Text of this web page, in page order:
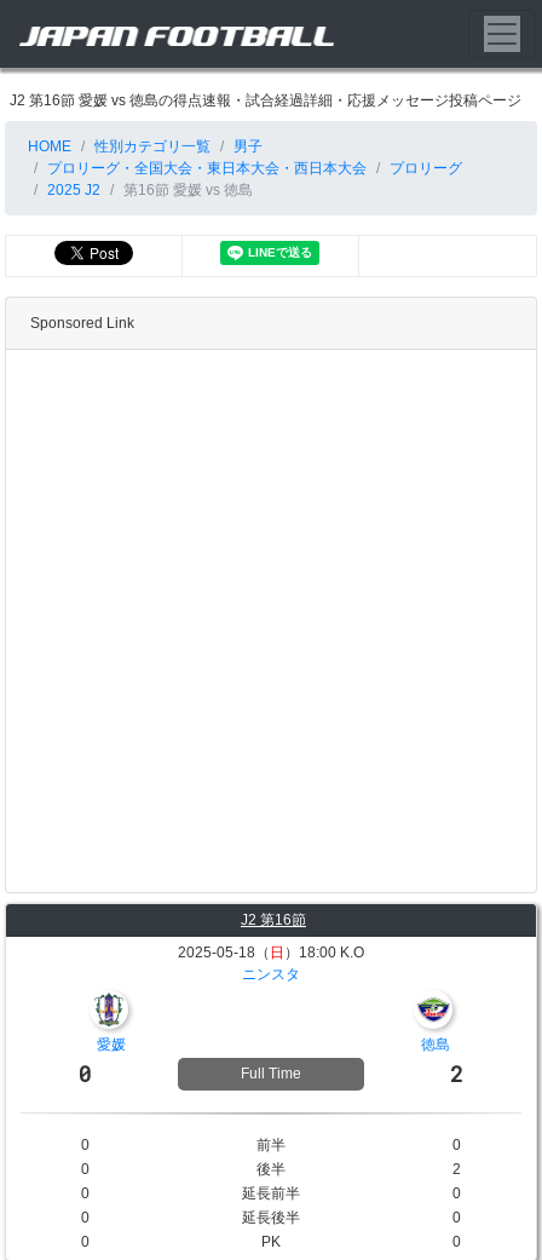
J2 第16節 愛媛 vs 徳島の得点速報・試合経過詳細・応援メッセージ投稿ページ
HOME 性別カテゴリ一覧
男子
プロリーグ・全国大会・東日本大会・西日本大会
プロリーグ
2025 J2
第16節 愛媛 vs 徳島
Sponsored Link
J2 第16節
2025-05-18（ 日 ）18:00 K.O
ニンスタ
愛媛 徳島
0 Full Time 2
0 前半
0
0
後半
2
0
延長前半
0
0
延長後半
0
0
PK 0